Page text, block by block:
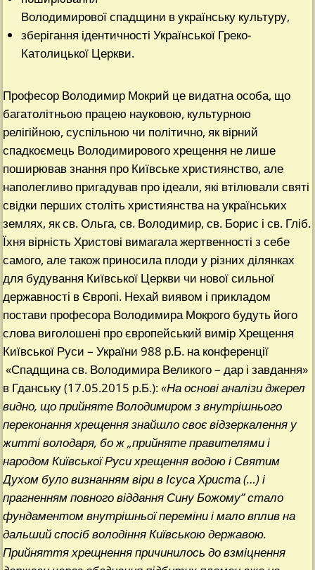
Володимирової спадщини в українську культуру,
зберігання ідентичності Української Греко-
Католицької Церкви.
Професор Володимир Мокрий це видатна особа, що
багатолітньою працею науковою, культурною
релігійною, суспільною чи політично, як вірний
спадкоємець Володимирового хрещення не лише
поширював знання про Київське християнство, але
наполегливо пригадував про ідеали, які втілювали святі
свідки перших століть християнства на українських
землях, як св. Ольга, св. Володимир, св. Борис і св. Гліб.
Їхня вірність Христові вимагала жертвенності з себе
самого, але також приносила плоди у різних ділянках
для будування Київської Церкви чи нової сильної
державності в Європі. Нехай виявом і прикладом
постави професора Володимира Мокрого будуть його
слова виголошені про європейський вимір Хрещення
Київської Руси – України 988 р.Б. на конференції
«Спадщина св. Володимира Великого – дар і завдання»
в Гданську (17.05.2015 р.Б.):«На основі аналізи джерел
видно, що прийняте Володимиром з внутрішнього
переконання хрещення знайшло своє відзеркалення у
житті володаря, бо ж „прийняте правителями і
народом Київської Руси хрещення водою і Святим
Духом було визнанням віри в Ісуса Христа (…) і
прагненням повного віддання Сину Божому” стало
фундаментом внутрішньої переміни і мало вплив на
дальший спосіб володіння Київською державою.
Прийняття хрещнення причинилось до взміцнення